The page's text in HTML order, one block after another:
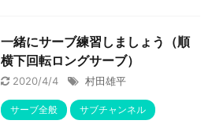
一緒にサーブ練習しましょう（順
横下回転ロングサーブ）
2020/4/4 村田雄平
サーブ全般 サブチャンネル